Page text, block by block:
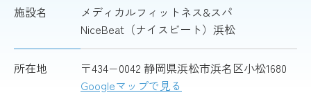
施設名
メディカルフィットネス&スパ
NiceBeat（ナイスビート）浜松
所在地
〒434−0042 静岡県浜松市浜名区小松1680
Googleマップで見る